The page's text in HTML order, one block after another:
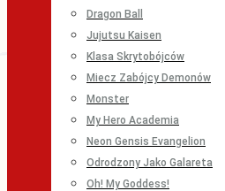
Dragon Ball
Jujutsu Kaisen
Klasa Skrytobójców
Miecz Zabójcy Demonów
Monster
My Hero Academia
Neon Gensis Evangelion
Odrodzony Jako Galareta
Oh! My Goddess!